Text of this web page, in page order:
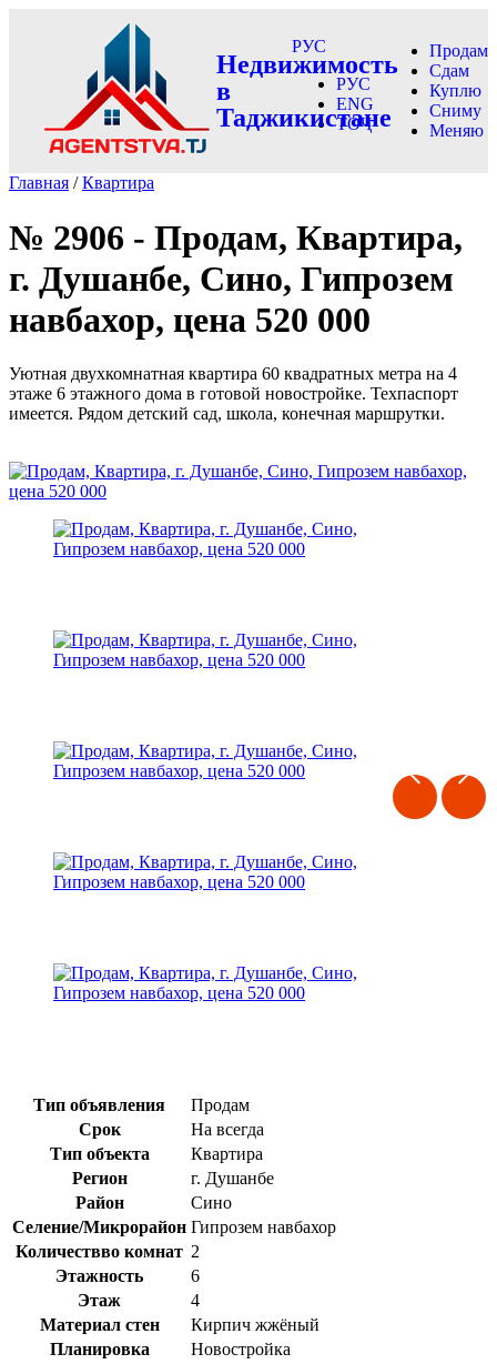
Недвижимость
в
Таджикистане
РУС
РУС
ENG
ТОҶ
Продам
Сдам
Куплю
Сниму
Меняю
Главная /Квартира
№ 2906 - Продам, Квартира,
г. Душанбе, Сино, Гипрозем
навбахор, цена 520 000
Уютная двухкомнатная квартира 60 квадратных метра на 4
этаже 6 этажного дома в готовой новостройке. Техпаспорт
имеется. Рядом детский сад, школа, конечная маршрутки.
Тип объявления
Продам
Срок
На всегда
Тип объекта
Квартира
Регион
г. Душанбе
Район
Сино
Селение/Микрорайон Гипрозем навбахор
Количествво комнат 2
Этажность
6
Этаж
4
Материал стен
Кирпич жжёный
Планировка
Новостройка